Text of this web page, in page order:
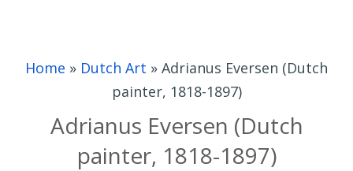
Home » Dutch Art » Adrianus Eversen (Dutch
painter, 1818-1897)
Adrianus Eversen (Dutch
painter, 1818-1897)